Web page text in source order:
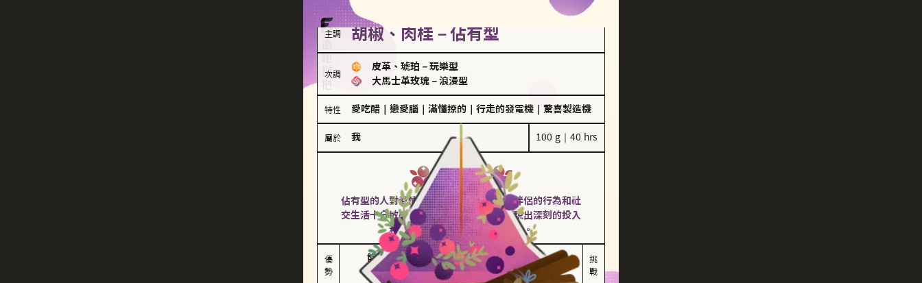
主調 胡椒、肉桂－佔有型
次調
皮革、琥珀 － 玩樂型
大馬士革玫瑰 － 浪漫型
特性 愛吃醋 戀愛腦 滿懂撩的 行走的發電機 驚喜製造機
屬於 我 100 g｜40 hrs
佔有型
胡椒、肉桂
佔有型的人對愛情有強烈的保護欲，對於伴侶的行為和社
交生活十分敏感、容易吃醋。在關係中展現出深刻的投入
和激情，但也可能讓人感到窒息。
優
勢
能建立緊密關係
積極維繫關係熱度
嫉妒心較強
可能出現控制欲
挑
戰